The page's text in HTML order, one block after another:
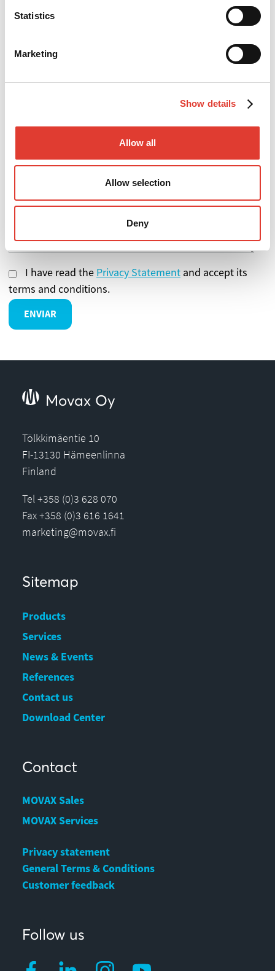
Statistics
Marketing
Show details
Allow all
Allow selection
Deny
Empresa
Seleccione el producto de su interés
I have read the Privacy Statement and accept its
terms and conditions.
Movax Oy
Tölkkimäentie 10
FI-13130 Hämeenlinna
Finland
Tel +358 (0)3 628 070
Fax +358 (0)3 616 1641
marketing@movax.fi
Sitemap
Products
Services
News & Events
References
Contact us
Download Center
Contact
MOVAX Sales
MOVAX Services
Privacy statement
General Terms & Conditions
Customer feedback
Follow us